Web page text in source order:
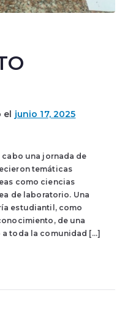
el junio 17, 2025
cabo una jornada de
temáticas
como ciencias
de laboratorio. Una
estudiantil, como
de una
toda la comunidad […]